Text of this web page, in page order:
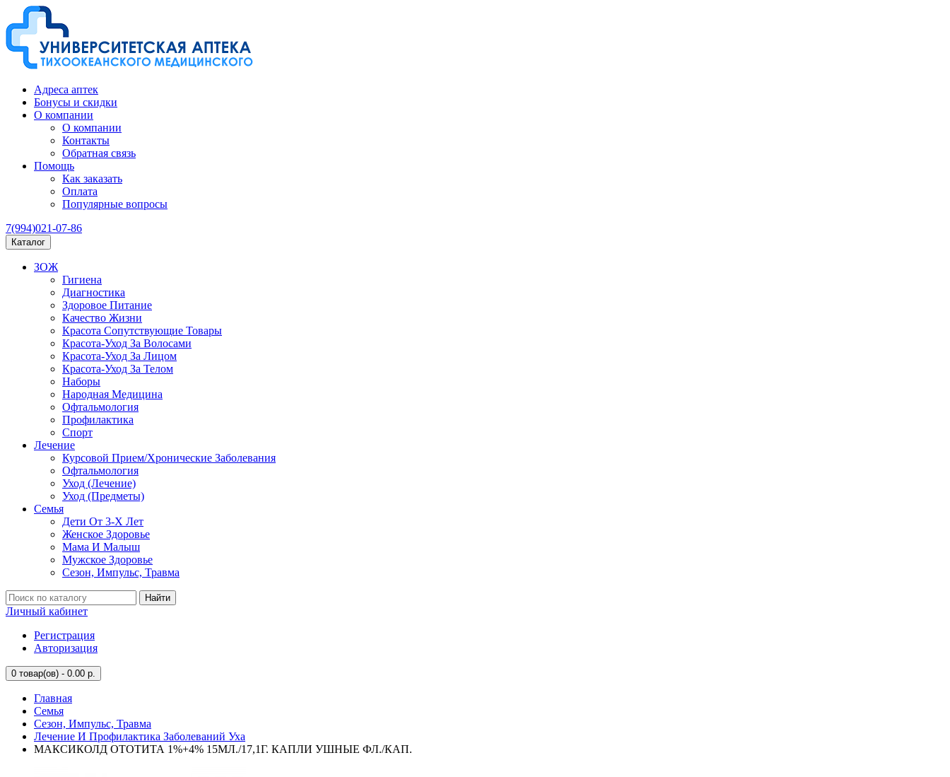
Адреса аптек
Бонусы и скидки
О компании
О компании
Контакты
Обратная связь
Помощь
Как заказать
Оплата
Популярные вопросы
7(994)021-07-86
Каталог
ЗОЖ
Гигиена
Диагностика
Здоровое Питание
Качество Жизни
Красота Сопутствующие Товары
Красота-Уход За Волосами
Красота-Уход За Лицом
Красота-Уход За Телом
Наборы
Народная Медицина
Офтальмология
Профилактика
Спорт
Лечение
Курсовой Прием/Хронические Заболевания
Офтальмология
Уход (Лечение)
Уход (Предметы)
Семья
Дети От 3-Х Лет
Женское Здоровье
Мама И Малыш
Мужское Здоровье
Сезон, Импульс, Травма
Найти
Личный кабинет
Регистрация
Авторизация
0 товар(ов) - 0.00 р.
Главная
Семья
Сезон, Импульс, Травма
Лечение И Профилактика Заболеваний Уха
МАКСИКОЛД ОТОТИТА 1%+4% 15МЛ./17,1Г. КАПЛИ УШНЫЕ ФЛ./КАП.